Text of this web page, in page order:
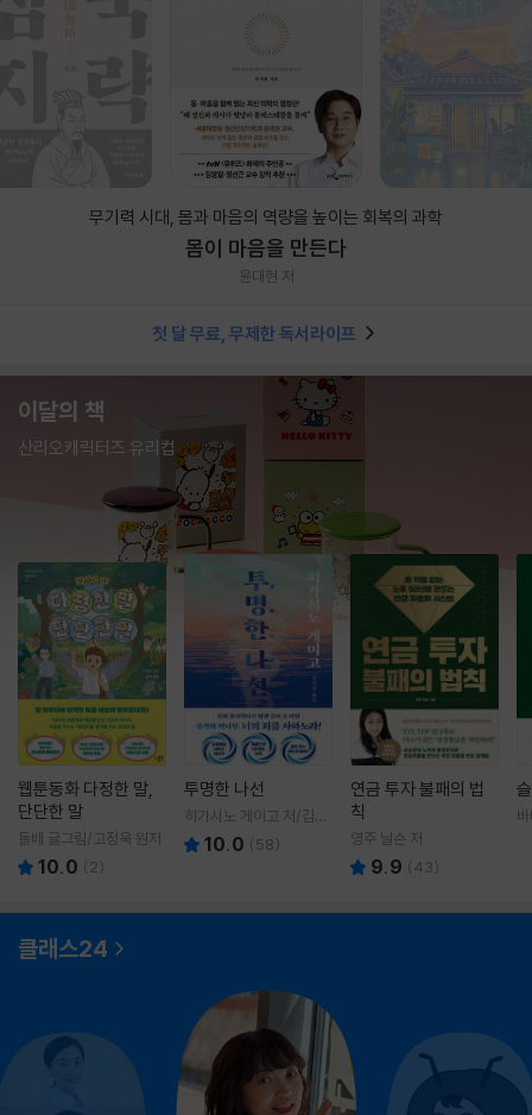
무기력 시대, 몸과 마음의 역량을 높이는 회복의 과학
몸이 마음을 만든다
윤대현 저
첫 달 무료, 무제한 독서라이프
이달의 책
산리오캐릭터즈 유리컵
웹툰동화 다정한 말,
단단한 말
돌배 글그림/고정욱 원저
10.0 ( 2)
투명한 나선
히가시노 게이고 저/김선
영 역10.0 (58)
연금 투자 불패의 법
칙
영주 닐슨 저
9.9 (43)
클래스24